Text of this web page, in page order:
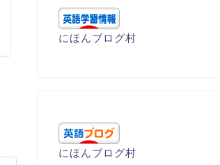
2022年3月20日
にほんブログ村
にほんブログ村